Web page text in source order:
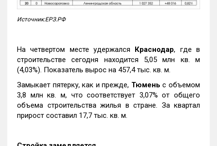
Источник:ЕРЗ.РФ
На четвертом месте удержался Краснодар, где в
строительстве сегодня находится 5,05 млн кв. м
(4,03%). Показатель вырос на 457,4 тыс. кв. м.
Замыкает пятерку, как и прежде, Тюмень с объемом
3,8 млн кв. м, что соответствует 3,07% от общего
объема строительства жилья в стране. За квартал
прирост составил 17,7 тыс. кв. м.